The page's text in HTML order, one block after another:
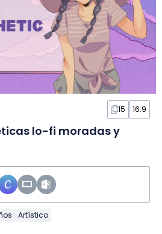
15 16:9
lo-fi moradas y
Artístico